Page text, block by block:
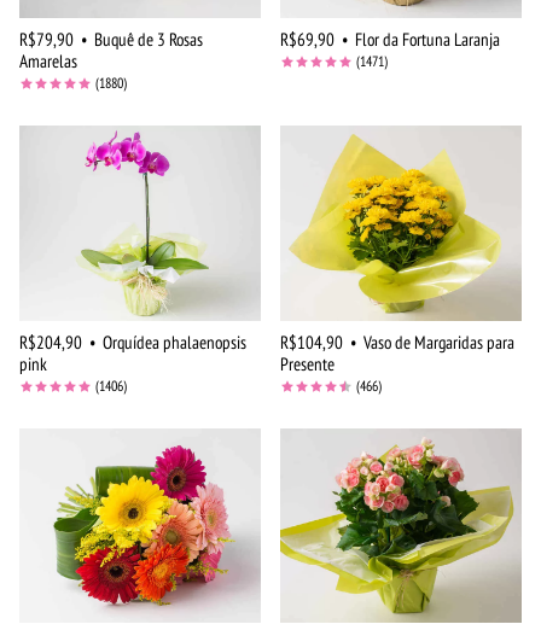
R$79,90 • Buquê de 3 Rosas
Amarelas
(1880)
R$69,90 • Flor da Fortuna Laranja
(1471)
R$204,90 • Orquídea phalaenopsis
pink
(1406)
R$104,90 • Vaso de Margaridas para
Presente
(466)